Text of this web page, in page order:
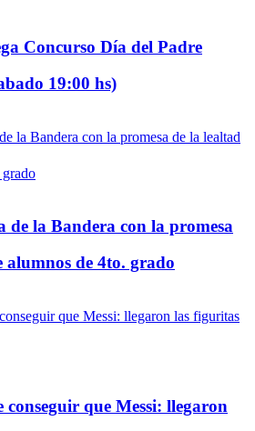
Concurso Día del Padre
19:00 hs)
de la Bandera con la promesa
alumnos de 4to. grado
conseguir que Messi: llegaron